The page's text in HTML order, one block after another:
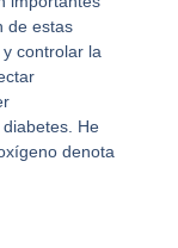
de estas
controlar la
He
denota